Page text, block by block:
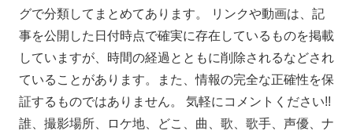
グで分類してまとめてあります。 リンクや動画は、記
事を公開した日付時点で確実に存在しているものを掲載
していますが、時間の経過とともに削除されるなどされ
ていることがあります。また、情報の完全な正確性を保
証するものではありません。 気軽にコメントください!!
誰、撮影場所、ロケ地、どこ、曲、歌、歌手、声優、ナ